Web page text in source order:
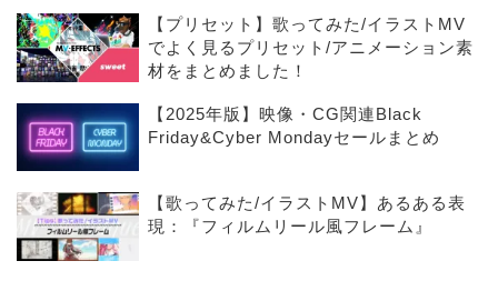
【プリセット】歌ってみた/イラストMV
でよく見るプリセット/アニメーション素
材をまとめました！
【2025年版】映像・CG関連Black
Friday&Cyber Mondayセールまとめ
【歌ってみた/イラストMV】あるある表
現：『フィルムリール風フレーム』